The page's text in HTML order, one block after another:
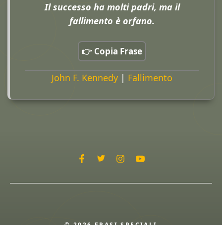
Il successo ha molti padri, ma il
fallimento è orfano.
👉 Copia Frase
John F. Kennedy | Fallimento